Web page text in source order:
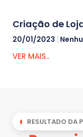
Criação de
20/01/2023
VER MAIS..
RESULTADO DA